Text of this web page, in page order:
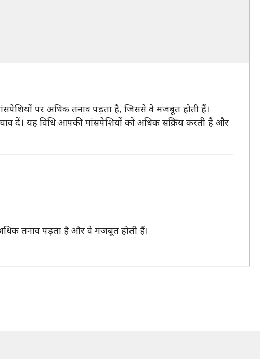
पर अधिक तनाव पड़ता है, जिससे वे मजबूत होती हैं।
दें। यह विधि आपकी मांसपेशियों को अधिक सक्रिय करती है और
तनाव पड़ता है और वे मजबूत होती हैं।